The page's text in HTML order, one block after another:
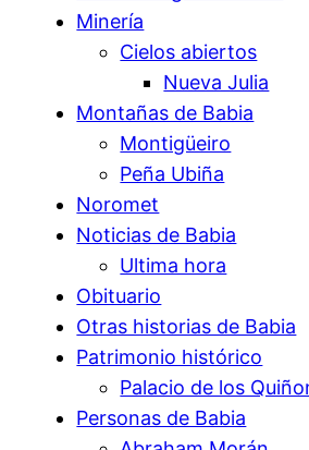
Minería
Cielos abiertos
Nueva Julia
Montañas de Babia
Montigüeiro
Peña Ubiña
Noromet
Noticias de Babia
Ultima hora
Obituario
Otras historias de Babia
Patrimonio histórico
Palacio de los
Personas de Babia